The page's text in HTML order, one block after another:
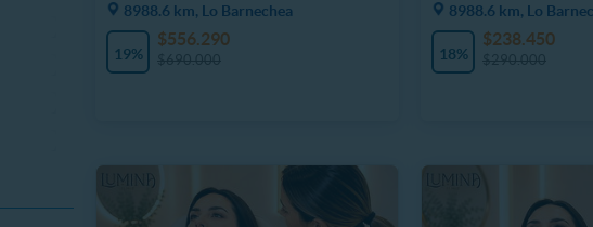
8988.6 km, Lo Barnechea
19%
$556.290
8988.6 km, Lo
18%
$238.450